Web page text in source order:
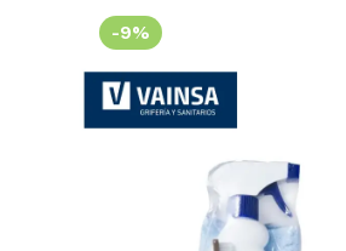
-9%